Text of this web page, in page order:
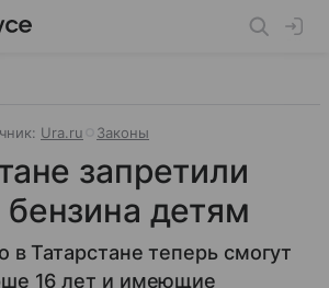
Ura.ru Законы
запретили
детям
в Татарстане теперь смогут
16 лет и имеющие